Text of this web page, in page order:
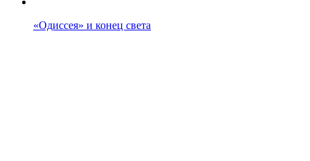
«Одиссея» и конец света